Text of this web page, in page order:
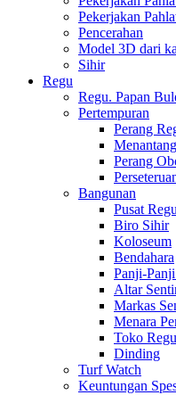
Pekerjakan
Pencerahan
Model 3D dari
Sihir
Regu
Regu. Papan
Pertempuran
Perang
Perang
Bangunan
Pusat Regu
Biro Sihir
Koloseum
Bendahara
Panji-
Altar
Markas
Menara
Toko Regu
Dinding
Turf Watch
Keuntungan